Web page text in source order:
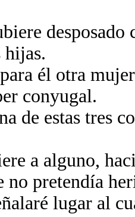
hijas.
él otra
conyugal.
de estas tres
a alguno,
no pretendía
lugar al